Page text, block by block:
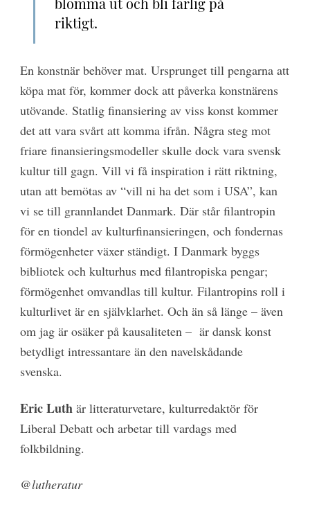
riktigt.
En konstnär behöver mat. Ursprunget till pengarna att
köpa mat för, kommer dock att påverka konstnärens
utövande. Statlig finansiering av viss konst kommer
det att vara svårt att komma ifrån. Några steg mot
friare finansieringsmodeller skulle dock vara svensk
kultur till gagn. Vill vi få inspiration i rätt riktning,
utan att bemötas av “vill ni ha det som i USA”, kan
vi se till grannlandet Danmark. Där står filantropin
för en tiondel av kulturfinansieringen, och fondernas
förmögenheter växer ständigt. I Danmark byggs
bibliotek och kulturhus med filantropiska pengar;
förmögenhet omvandlas till kultur. Filantropins roll i
kulturlivet är en självklarhet. Och än så länge –även
om jag är osäker på kausaliteten –är dansk konst
betydligt intressantare än den navelskådande
svenska.
Eric Luth är litteraturvetare, kulturredaktör för
Liberal Debatt och arbetar till vardags med
folkbildning.
@lutheratur